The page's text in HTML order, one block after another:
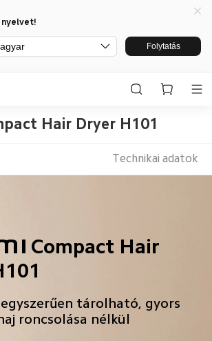
nyelvet!
Folytatás
Hair Dryer H101
Technikai adatok
Compact Hair
egyszerűen tárolható, gyors
roncsolása nélkül